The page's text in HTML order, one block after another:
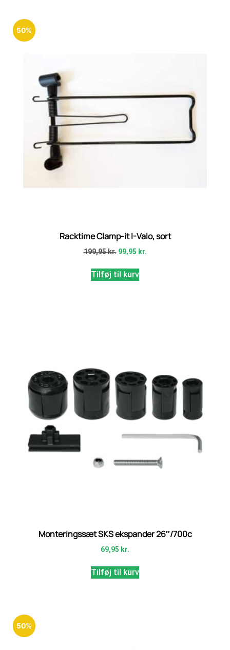
50%
Racktime Clamp-it I-Valo, sort
199,95kr. 99,95 kr.
Tilføj til kurv
Monteringssæt SKS ekspander 26″/700c
69,95 kr.
Tilføj til kurv
50%